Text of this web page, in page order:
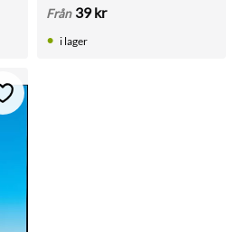
Från 39kr
i lager
Lägg till i favoriter